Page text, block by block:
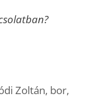
Zoltán, bor,